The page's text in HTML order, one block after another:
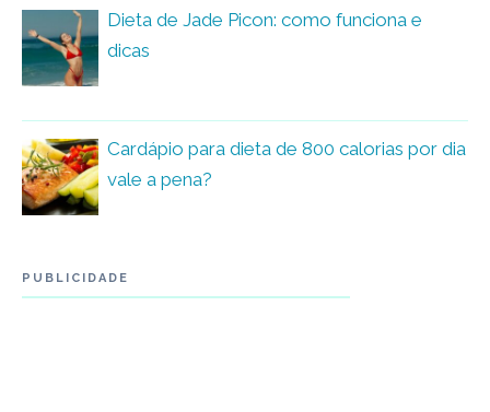
Dieta de Jade Picon: como funciona e
dicas
Cardápio para dieta de 800 calorias por dia
vale a pena?
PUBLICIDADE